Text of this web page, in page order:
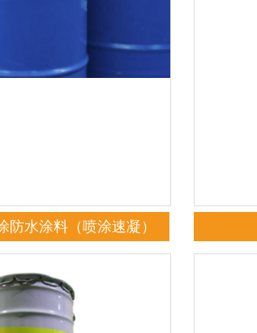
防水涂料（喷涂速凝）